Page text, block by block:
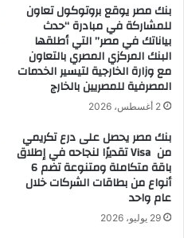
بنك مصر يوقع بروتوكول تعاون
للمشاركة في مبادرة “حدث
بياناتك في مصر” التي أطلقها
البنك المركزي المصري بالتعاون
مع وزارة الخارجية لتيسير الخدمات
المصرفية للمصريين بالخارج
2 أغسطس، 2026
بنك مصر يحصل على درع تكريمي
من Visa تقديرًا لنجاحه في إطلاق
باقة متكاملة ومتنوعة تضم 6
أنواع من بطاقات الشركات خلال
عام واحد
29 يوليو، 2026